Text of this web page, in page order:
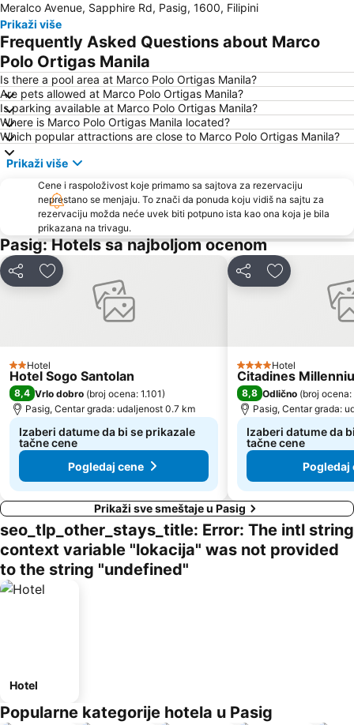
Meralco Avenue, Sapphire Rd, Pasig, 1600, Filipini
Prikaži više
Frequently Asked Questions about Marco
Polo Ortigas Manila
Is there a pool area at Marco Polo Ortigas Manila?
Are pets allowed at Marco Polo Ortigas Manila?
Is parking available at Marco Polo Ortigas Manila?
Where is Marco Polo Ortigas Manila located?
Which popular attractions are close to Marco Polo Ortigas Manila?
Prikaži više
Cene i raspoloživost koje primamo sa sajtova za rezervaciju
neprestano se menjaju. To znači da ponuda koju vidiš na sajtu za
rezervaciju možda neće uvek biti potpuno ista kao ona koja je bila
prikazana na trivagu.
Pasig: Hotels sa najboljom ocenom
Deli Dodati u favorite
2 Zvezdice
Hotel
Hotel Sogo Santolan
8,4 Vrlo dobro (broj ocena: 1.101)
Pasig, Centar grada: udaljenost 0.7 km
Izaberi datume da bi se prikazale
tačne cene
Pogledaj cene
Deli Dodati u
4 Zvezdice
Hotel
Citadines
8,8 Odlično (broj
Pasig, Centar grada:
Izaberi datume da
tačne cene
Pogledaj
Prikaži sve smeštaje u Pasig
seo_tlp_other_stays_title: Error: The intl string
context variable "lokacija" was not provided
to the string "undefined"
Hotel
Popularne kategorije hotela u Pasig